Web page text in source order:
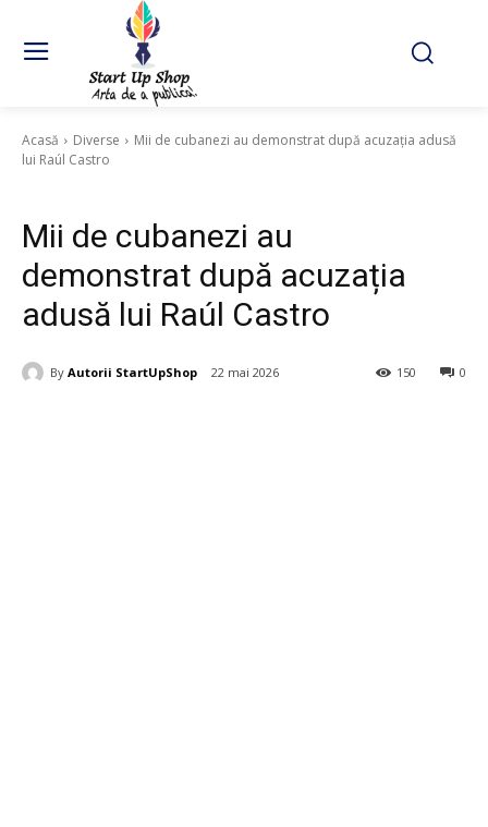
Acasă Diverse
Mii de cubanezi au demonstrat după acuzația adusă
lui Raúl Castro
Mii de cubanezi au
demonstrat după acuzația
adusă lui Raúl Castro
By Autorii StartUpShop 22 mai 2026 0
150